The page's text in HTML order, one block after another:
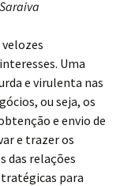
Uma
e virulenta nas
ou seja, os
e envio de
e trazer os
das relações
para